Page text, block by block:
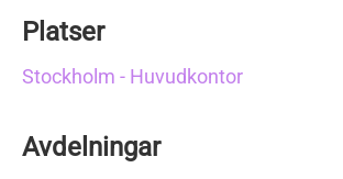
Platser
Stockholm - Huvudkontor
Avdelningar